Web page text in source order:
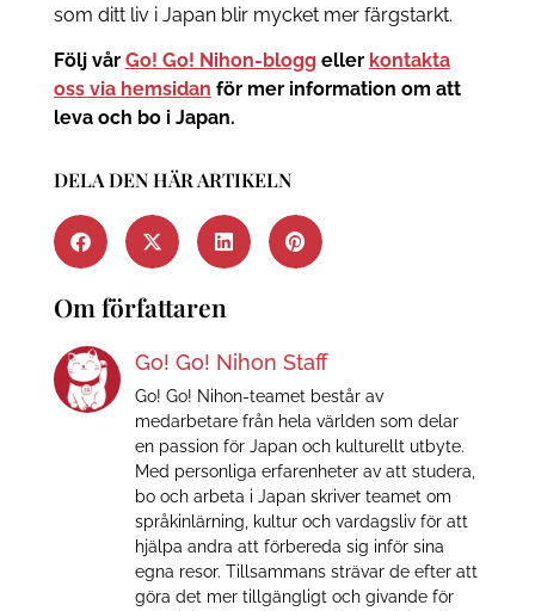
som ditt liv i Japan blir mycket mer färgstarkt.
Följ vår Go! Go! Nihon-bloggeller kontakta
oss via hemsidan för mer information om att
leva och bo i Japan.
DELA DEN HÄR ARTIKELN
Om författaren
Go! Go! Nihon Staff
Go! Go! Nihon-teamet består av
medarbetare från hela världen som delar
en passion för Japan och kulturellt utbyte.
Med personliga erfarenheter av att studera,
bo och arbeta i Japan skriver teamet om
språkinlärning, kultur och vardagsliv för att
hjälpa andra att förbereda sig inför sina
egna resor. Tillsammans strävar de efter att
göra det mer tillgängligt och givande för